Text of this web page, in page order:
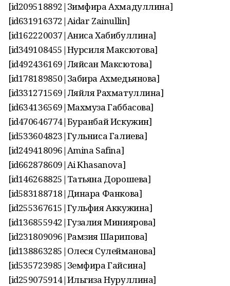
[id209518892|Зимфира Ахмадуллина]
[id631916372|Aidar Zainullin]
[id162220037|Аниса Хабибуллина]
[id349108455|Нурсиля Максютова]
[id492436169|Ляйсан Максютова]
[id178189850|Забира Ахмедьянова]
[id331271569|Ляйля Рахматуллина]
[id634136569|Махмуза Габбасова]
[id470646774|Буранбай Искужин]
[id533604823|Гульниса Галиева]
[id249418096|Amina Safina]
[id662878609|Ai Khasanova]
[id146268825|Татьяна Дорошева]
[id583188718|Динара Фанкова]
[id255367615|Гульфия Аккужина]
[id136855942|Гузалия Миниярова]
[id231809096|Рамзия Шарипова]
[id138863285|Олеся Сулейманова]
[id535723985|Земфира Гайсина]
[id259075914|Ильгиза Нуруллина]